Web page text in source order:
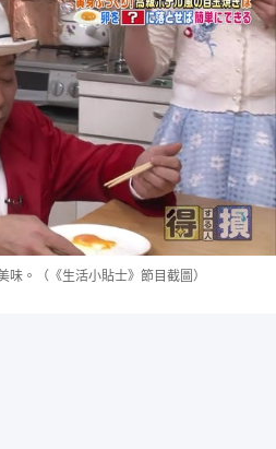
。（《生活小貼士》節目截圖）